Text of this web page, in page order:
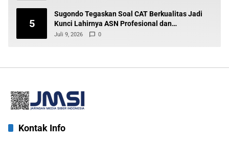
5
Sugondo Tegaskan Soal CAT Berkualitas Jadi
Kunci Lahirnya ASN Profesional dan
Berintegritas
Juli 9, 2026 0
Kontak Info